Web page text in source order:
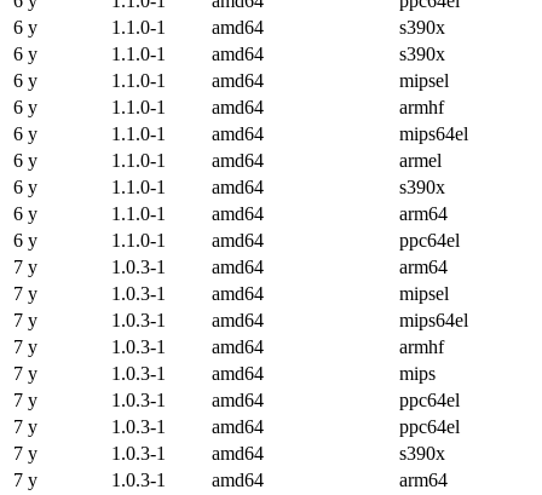
6 y
1.1.0-1 amd64
s390x
6 y
1.1.0-1 amd64
s390x
6 y
1.1.0-1 amd64
mipsel
6 y
1.1.0-1 amd64
armhf
6 y
1.1.0-1 amd64
mips64el
6 y
1.1.0-1 amd64
armel
6 y
1.1.0-1 amd64
s390x
6 y
1.1.0-1 amd64
arm64
6 y
1.1.0-1 amd64
ppc64el
7 y
1.0.3-1 amd64
arm64
7 y
1.0.3-1 amd64
mipsel
7 y
1.0.3-1 amd64
mips64el
7 y
1.0.3-1 amd64
armhf
7 y
1.0.3-1 amd64
mips
7 y
1.0.3-1 amd64
ppc64el
7 y
1.0.3-1 amd64
ppc64el
7 y
1.0.3-1 amd64
s390x
7 y
1.0.3-1 amd64
arm64